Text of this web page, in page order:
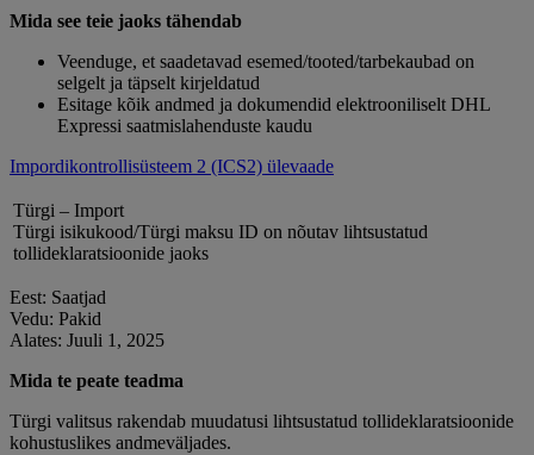
Mida see teie jaoks tähendab
Veenduge, et saadetavad esemed/tooted/tarbekaubad on
selgelt ja täpselt kirjeldatud
Esitage kõik andmed ja dokumendid elektrooniliselt DHL
Expressi saatmislahenduste kaudu
Impordikontrollisüsteem 2 (ICS2) ülevaade
Türgi – Import
Türgi isikukood/Türgi maksu ID on nõutav lihtsustatud
tollideklaratsioonide jaoks
Eest: Saatjad
Vedu: Pakid
Alates: Juuli 1, 2025
Mida te peate teadma
Türgi valitsus rakendab muudatusi lihtsustatud tollideklaratsioonide
kohustuslikes andmeväljades.